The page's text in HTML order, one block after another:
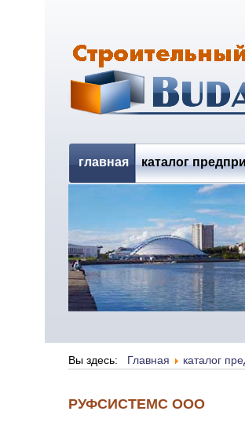
главная каталог
Вы здесь: Главная каталог
РУФСИСТЕМС ООО